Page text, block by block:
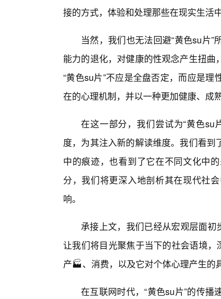
接的方式，体验和处理那些在现实生活
当然，我们也无法回避“黄色su片
能力的退化，对健康的性观念产生扭
“黄色su片”不应是全盘否定，而应是
在的心理机制，并以一种更加健康、成
在这一部分，我们尝试为“黄色su
度，为其注入新的解读维度。我们看
中的痕迹，也看到了它在不同文化中
分，我们将更深入地剖析其在现代社
响。
承接上文，我们已经从宏观层面初
让我们将目光聚焦于当下的社会语境，
产🏭、消费，以及它对个体心理产生的
在互联网时代，“黄色su片”的传